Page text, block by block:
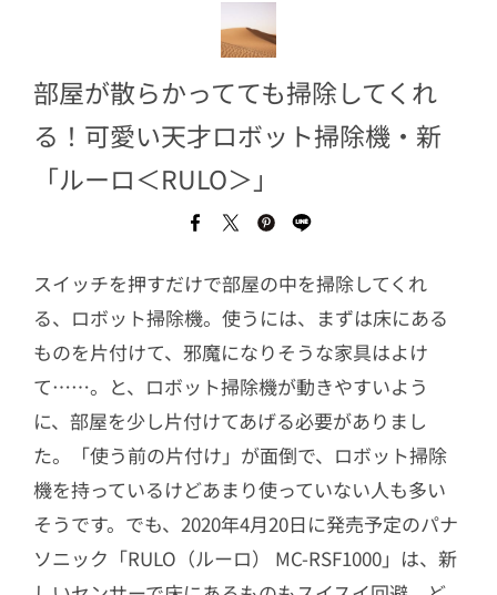
部屋が散らかってても掃除してくれ
る！可愛い天才ロボット掃除機・新
「ルーロ＜RULO＞」
スイッチを押すだけで部屋の中を掃除してくれ
る、ロボット掃除機。使うには、まずは床にある
ものを片付けて、邪魔になりそうな家具はよけ
て……。と、ロボット掃除機が動きやすいよう
に、部屋を少し片付けてあげる必要がありまし
た。「使う前の片付け」が面倒で、ロボット掃除
機を持っているけどあまり使っていない人も多い
そうです。でも、2020年4月20日に発売予定のパナ
ソニック「RULO（ルーロ） MC-RSF1000」は、新